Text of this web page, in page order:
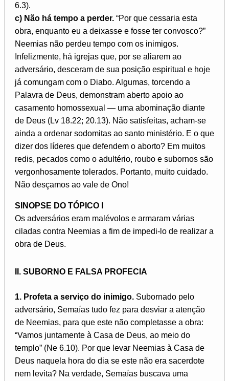
6.3).
c) Não há tempo a perder. “Por que cessaria esta
obra, enquanto eu a deixasse e fosse ter convosco?”
Neemias não perdeu tempo com os inimigos.
Infelizmente, há igrejas que, por se aliarem ao
adversário, desceram de sua posição espiritual e hoje
já comungam com o Diabo. Algumas, torcendo a
Palavra de Deus, demonstram aberto apoio ao
casamento homossexual — uma abominação diante
de Deus (Lv 18.22; 20.13). Não satisfeitas, acham-se
ainda a ordenar sodomitas ao santo ministério. E o que
dizer dos líderes que defendem o aborto? Em muitos
redis, pecados como o adultério, roubo e subornos são
vergonhosamente tolerados. Portanto, muito cuidado.
Não desçamos ao vale de Ono!
SINOPSE DO TÓPICO I
Os adversários eram malévolos e armaram várias
ciladas contra Neemias a fim de impedi-lo de realizar a
obra de Deus.
II. SUBORNO E FALSA PROFECIA
1. Profeta a serviço do inimigo. Subornado pelo
adversário, Semaías tudo fez para desviar a atenção
de Neemias, para que este não completasse a obra:
“Vamos juntamente à Casa de Deus, ao meio do
templo” (Ne 6.10). Por que levar Neemias à Casa de
Deus naquela hora do dia se este não era sacerdote
nem levita? Na verdade, Semaías buscava uma